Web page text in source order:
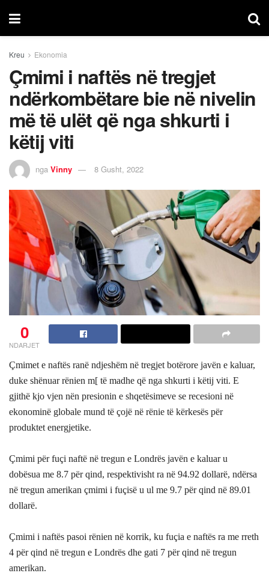
Kreu Ekonomia
Çmimi i naftës në tregjet
ndërkombëtare bie në nivelin
më të ulët që nga shkurti i
këtij viti
nga Vinny 8 Gusht, 2022
0
NDARJET
Çmimet e naftës ranë ndjeshëm në tregjet botërore javën e kaluar,
duke shënuar rënien m[ të madhe që nga shkurti i këtij viti. E
gjithë kjo vjen nën presionin e shqetësimeve se recesioni në
ekonominë globale mund të çojë në rënie të kërkesës për
produktet energjetike.
Çmimi për fuçi naftë në tregun e Londrës javën e kaluar u
dobësua me 8.7 për qind, respektivisht ra në 94.92 dollarë, ndërsa
në tregun amerikan çmimi i fuçisë u ul me 9.7 për qind në 89.01
dollarë.
Çmimi i naftës pasoi rënien në korrik, ku fuçia e naftës ra me rreth
4 për qind në tregun e Londrës dhe gati 7 për qind në tregun
amerikan.